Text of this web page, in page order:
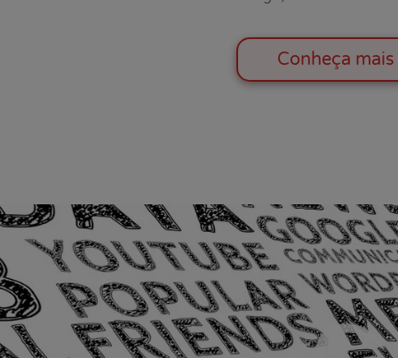
Conheça mais